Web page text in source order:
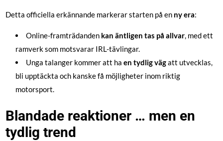
Detta officiella erkännande markerar starten på en ny era:
Online-framträdanden kan äntligen tas på allvar, med ett
ramverk som motsvarar IRL-tävlingar.
Unga talanger kommer att haen tydlig vägatt utvecklas,
bli upptäckta och kanske få möjligheter inom riktig
motorsport.
Blandade reaktioner … men en
tydlig trend